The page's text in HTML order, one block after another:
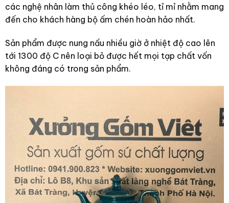
các nghệ nhân làm thủ công khéo léo, tỉ mỉ nhằm mang
đến cho khách hàng bộ ấm chén hoàn hảo nhất.
Sản phẩm được nung nấu nhiều giờ ở nhiệt độ cao lên
tới 1300 độ C nên loại bỏ được hết mọi tạp chất vốn
không đáng có trong sản phẩm.